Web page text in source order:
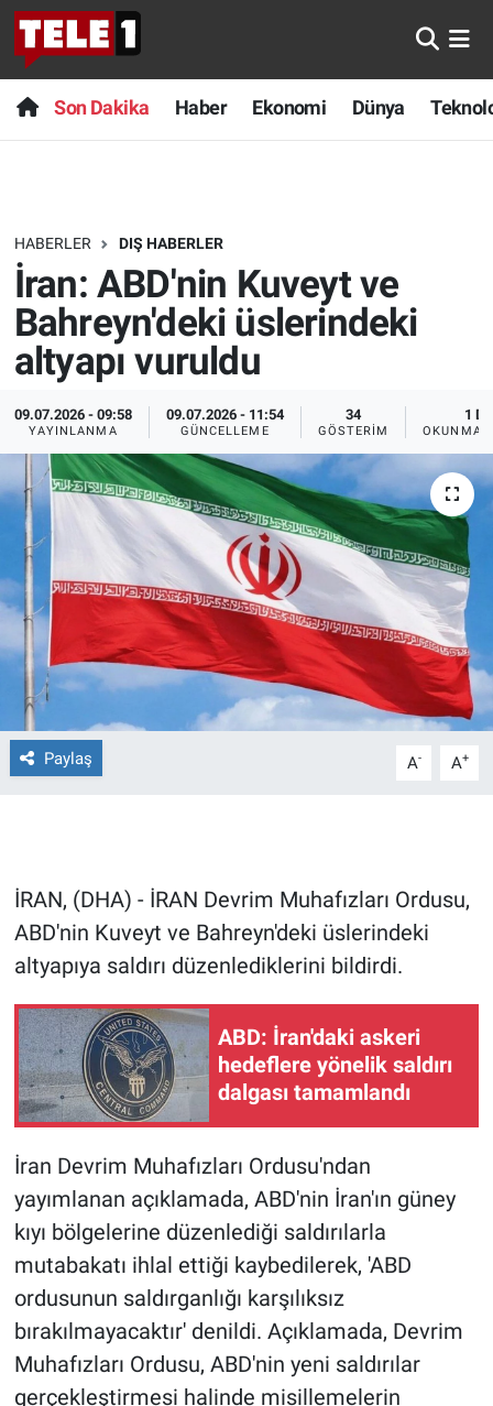
Son Dakika Haber Ekonomi Dünya
HABERLER DIŞ HABERLER
İran: ABD'nin Kuveyt ve
Bahreyn'deki üslerindeki
altyapı vuruldu
09.07.2026 - 09:58
YAYINLANMA
09.07.2026 - 11:54
GÜNCELLEME
34
GÖSTERIM
1 DK
OKUNMA
Paylaş A- A+
İRAN, (DHA) - İRAN Devrim Muhafızları Ordusu,
ABD'nin Kuveyt ve Bahreyn'deki üslerindeki
altyapıya saldırı düzenlediklerini bildirdi.
ABD: İran'daki askeri
hedeflere yönelik saldırı
dalgası tamamlandı
İran Devrim Muhafızları Ordusu'ndan
yayımlanan açıklamada, ABD'nin İran'ın güney
kıyı bölgelerine düzenlediği saldırılarla
mutabakatı ihlal ettiği kaybedilerek, 'ABD
ordusunun saldırganlığı karşılıksız
bırakılmayacaktır' denildi. Açıklamada, Devrim
Muhafızları Ordusu, ABD'nin yeni saldırılar
gerçekleştirmesi halinde misillemelerin
Anında Manşet
Başka Sohbetler
Bilim turu
Bilim ve Teknoloji Evreni
Doğa Konuşuyor
Dünya
Ege Saati
Ege'den Esintiler
Eğitim
Eğlence
Forum
Gün Bitiyor
Gün Ortası
Gündem Özel
Günün görüntüsü
İlan
Kimdir
Koronavirüs
Kültür Sanat
Son Dakika
Haber
Dünya
Teknoloji
Sağlık
Spor
Yayın Akışı
İletişim
Nöbetçi Eczaneler
Hava Durumu
Trafik Durumu
Süper Lig Puan Durumu ve Fikstür
Tüm Manşetler
Son Dakika Haberleri
Haber Arşivi